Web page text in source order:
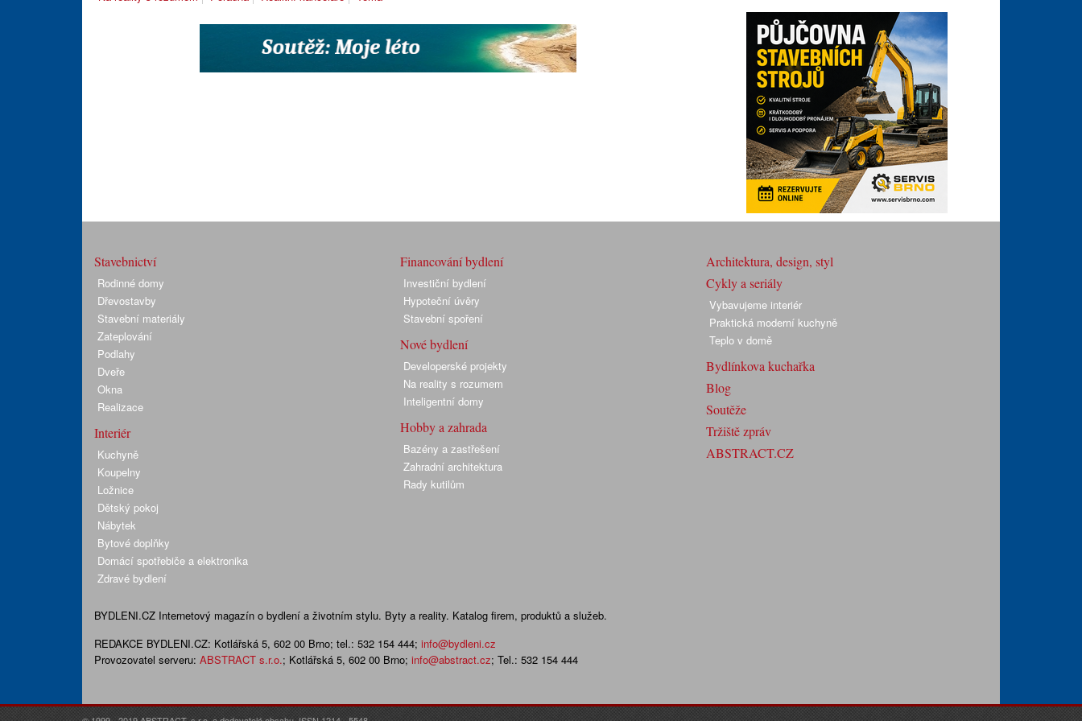
Stavebnictví
Rodinné domy
Dřevostavby
Stavební materiály
Zateplování
Podlahy
Dveře
Okna
Realizace
Interiér
Kuchyně
Koupelny
Ložnice
Dětský pokoj
Nábytek
Bytové doplňky
Domácí spotřebiče a elektronika
Zdravé bydlení
Financování bydlení
Investiční bydlení
Hypoteční úvěry
Stavební spoření
Nové bydlení
Developerské projekty
Na reality s rozumem
Inteligentní domy
Hobby a zahrada
Bazény a zastřešení
Zahradní architektura
Rady kutilům
Architektura, design, styl
Cykly a seriály
Vybavujeme interiér
Praktická moderní kuchyně
Teplo v domě
Bydlínkova kuchařka
Blog
Soutěže
Tržiště zpráv
ABSTRACT.CZ
BYDLENI.CZ Internetový magazín o bydlení a životním stylu. Byty a reality. Katalog firem, produktů a služeb.
REDAKCE BYDLENI.CZ: Kotlářská 5, 602 00 Brno; tel.: 532 154 444; info@bydleni.cz
Provozovatel serveru: ABSTRACT s.r.o.; Kotlářská 5, 602 00 Brno; info@abstract.cz; Tel.: 532 154 444